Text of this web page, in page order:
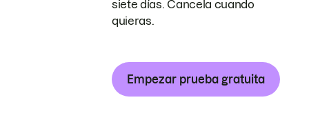
siete días. Cancela cuando
quieras.
Empezar prueba gratuita